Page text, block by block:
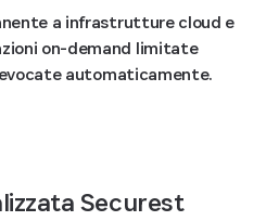
a infrastrutture cloud e
on-demand limitate
automaticamente.
Securest